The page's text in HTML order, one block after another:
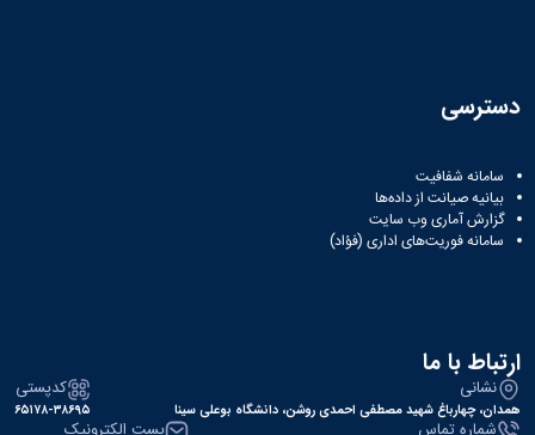
دسترسی
سامانه شفافیت
بیانیه صیانت از داده‌ها
گزارش آماری وب‌ سایت
سامانه فوریت‌های اداری (فؤاد)
ارتباط با ما
نشانی
همدان، چهارباغ شهید مصطفی احمدی روشن، دانشگاه بوعلی سینا
کدپستی
۶۵۱۷۸-۳۸۶۹۵